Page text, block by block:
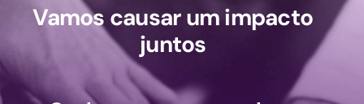
Vamos causar um impacto
juntos